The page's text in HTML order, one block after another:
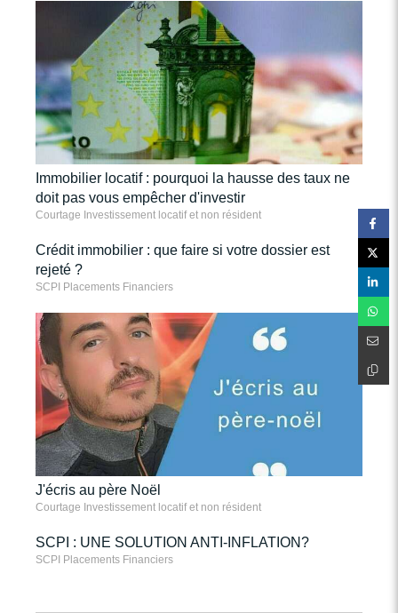
Immobilier locatif : pourquoi la hausse des taux ne
doit pas vous empêcher d'investir
Courtage Investissement locatif et non résident
Crédit immobilier : que faire si votre dossier est
rejeté ?
SCPI Placements Financiers
J'écris au père Noël
Courtage Investissement locatif et non résident
SCPI : UNE SOLUTION ANTI-INFLATION?
SCPI Placements Financiers